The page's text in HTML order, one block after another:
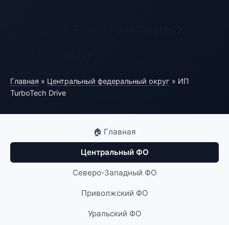
Главная » Центральный федеральный округ » ИП
TurboTech Drive
🏠 Главная
Центральный ФО
Северо-Западный ФО
Приволжский ФО
Уральский ФО